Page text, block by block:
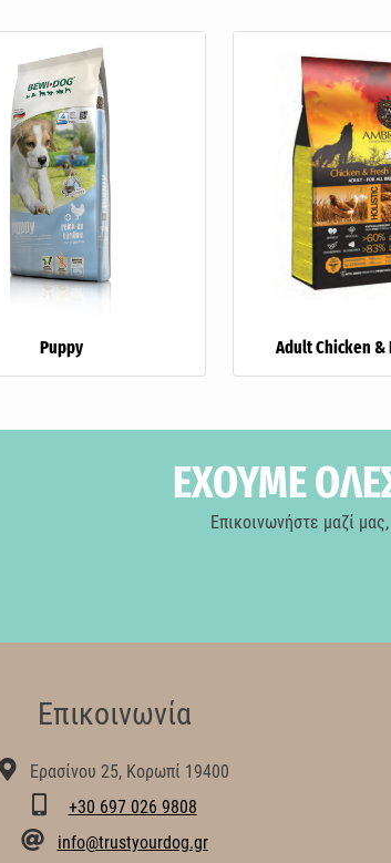
Puppy Adult Chicken &
ΕΧΟΥΜΕ
Επικοινωνήστε μαζί
Επικοινωνία
Ερασίνου 25, Κορωπί 19400
+30 697 026 9808
info@trustyourdog.gr